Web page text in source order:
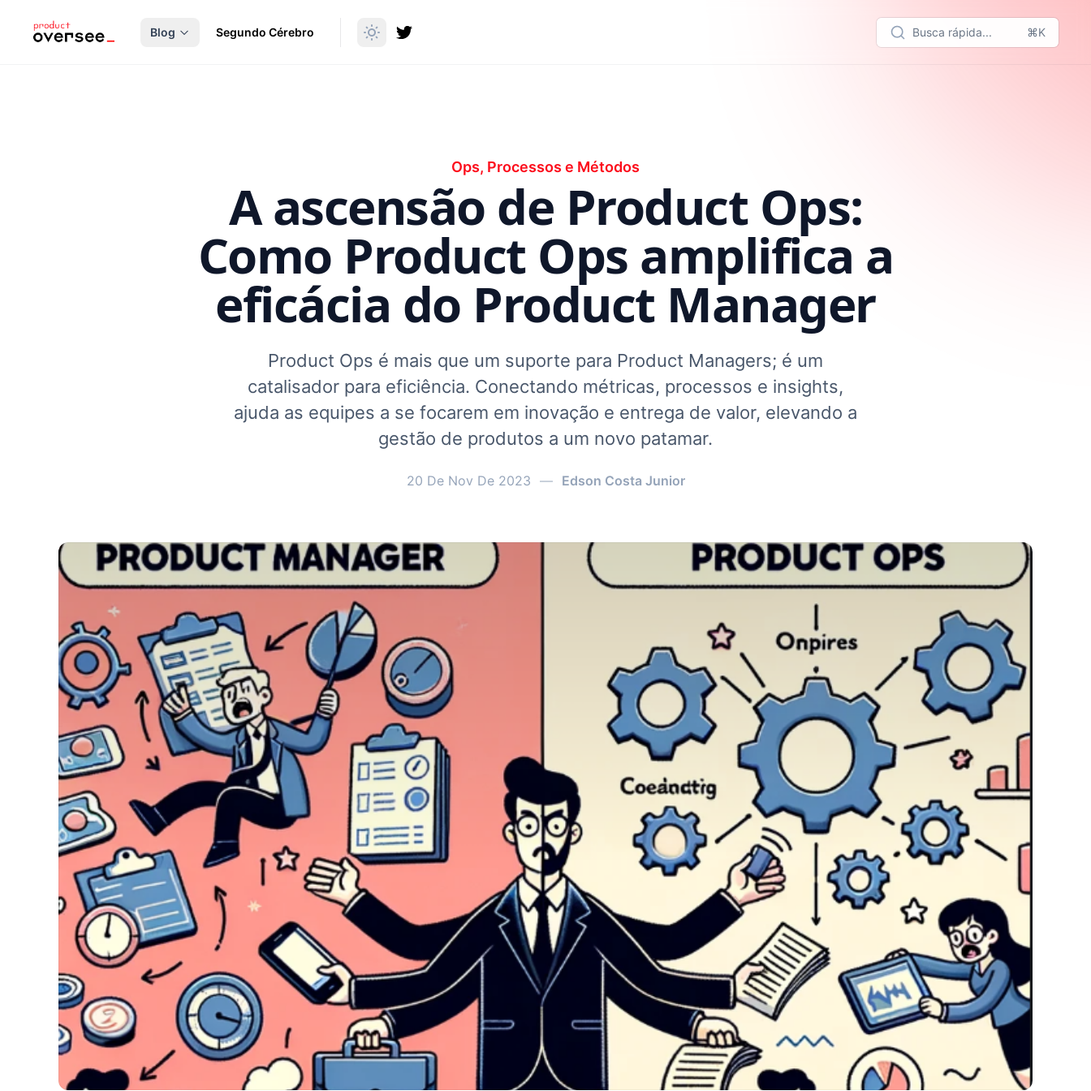
principal
Blog
Segundo Cérebro Busca rápida... ⌘K
Ops, Processos e Métodos
A ascensão de Product Ops:
Como Product Ops amplifica a
eficácia do Product Manager
Product Ops é mais que um suporte para Product Managers; é um
catalisador para eficiência. Conectando métricas, processos e insights,
ajuda as equipes a se focarem em inovação e entrega de valor, elevando a
gestão de produtos a um novo patamar.
20 De Nov De 2023 — Edson Costa Junior